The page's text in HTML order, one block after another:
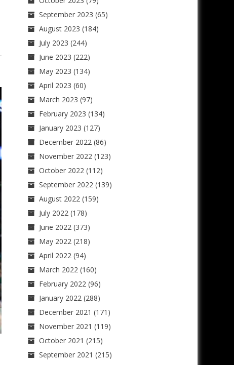
September 2023 (65)
August 2023 (184)
July 2023 (244)
June 2023 (222)
May 2023 (134)
April 2023 (60)
March 2023 (97)
February 2023 (134)
January 2023 (127)
December 2022(86)
November 2022(123)
October 2022(112)
September 2022(139)
August 2022(159)
July 2022(178)
June 2022(373)
May 2022(218)
April 2022(94)
March 2022(160)
February 2022(96)
January 2022(288)
December 2021 (171)
November 2021 (119)
October 2021 (215)
September 2021 (215)